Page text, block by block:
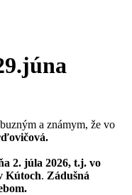
a známym, že vo
2. júla 2026, t.j. vo
Kútoch. Zádušná